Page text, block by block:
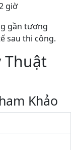
giờ
gần tương
sau thi công.
Thuật
Khảo